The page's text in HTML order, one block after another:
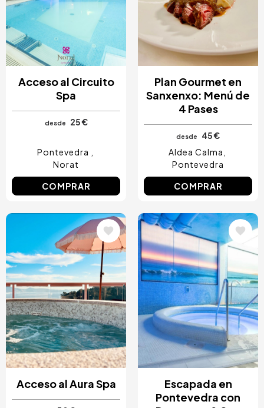
Acceso al Circuito
Spa
desde 25 €
Pontevedra
Norat
COMPRAR
Plan Gourmet en
Sanxenxo: Menú de
4 Pases
desde
45 €
Aldea Calma
Pontevedra
COMPRAR
Acceso al Aura Spa
Image
Escapada en
Pontevedra con